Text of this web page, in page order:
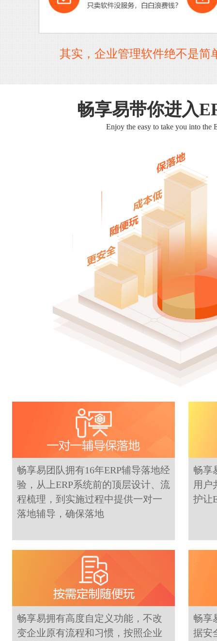
其实，企业管理软件绝不是
畅享易带你进入
Enjoy the easy to take you into the
畅享易团队拥有16年ERP辅导落地经
验，从上ERP系统前的顶层设计、流
程梳理，到实施过程中提供一对一
落地辅导，确保落地
畅享
用户
护让
畅享易拥有高度自定义功能，不改
变企业原有流程和习惯，按照企业
畅享
据安